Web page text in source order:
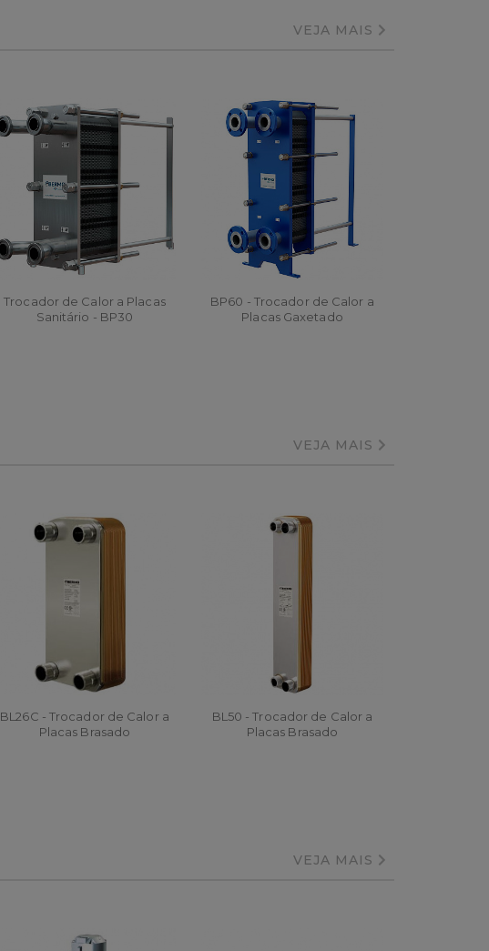
VEJA MAIS
Trocador de Calor a Placas
Sanitário - BP30
BP60 - Trocador de Calor a
Placas Gaxetado
VEJA MAIS
BL26C - Trocador de Calor a
Placas Brasado
BL50 - Trocador de Calor a
Placas Brasado
VEJA MAIS